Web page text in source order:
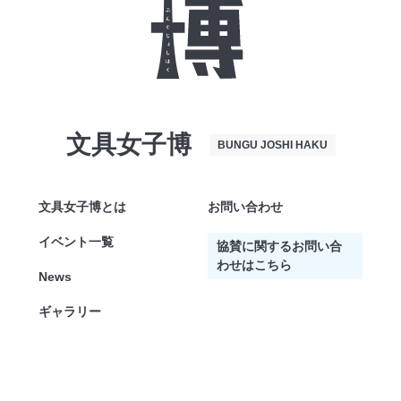
文具女子博 BUNGU JOSHI HAKU
文具女子博とは
イベント一覧
News
ギャラリー
お問い合わせ
協賛に関するお問い合
わせはこちら